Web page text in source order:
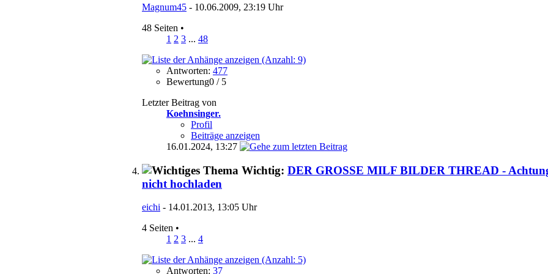
Magnum45 - 10.06.2009, 23:19 Uhr
48 Seiten •
1 2 3 ... 48
Antworten: 477
Bewertung0 / 5
Letzter Beitrag von
Koehnsinger.
Profil
Beiträge anzeigen
16.01.2024, 13:27
Wichtig: DER GROSSE MILF BILDER THREAD -
nicht hochladen
eichi - 14.01.2013, 13:05 Uhr
4 Seiten •
1 2 3 ... 4
Antworten: 37